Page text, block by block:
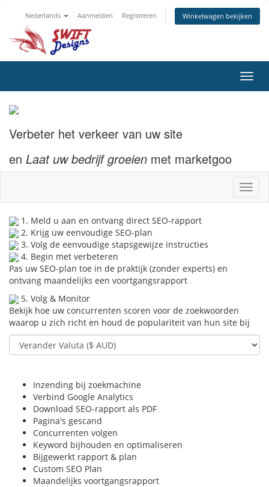
Nederlands Aanmelden Registreren Winkelwagen bekijken
in-/
Verbeter het verkeer van uw site
en Laat uw bedrijf groeien met marketgoo
in-/
1. Meld u aan en ontvang direct SEO-rapport
2. Krijg uw eenvoudige SEO-plan
3. Volg de eenvoudige stapsgewijze instructies
4. Begin met verbeteren
Pas uw SEO-plan toe in de praktijk (zonder experts) en
ontvang maandelijks een voortgangsrapport
5. Volg & Monitor
Bekijk hoe uw concurrenten scoren voor de zoekwoorden
waarop u zich richt en houd de populariteit van hun site bij
Inzending bij zoekmachine
Verbind Google Analytics
Download SEO-rapport als PDF
Pagina's gescand
Concurrenten volgen
Keyword bijhouden en optimaliseren
Bijgewerkt rapport & plan
Custom SEO Plan
Maandelijks voortgangsrapport